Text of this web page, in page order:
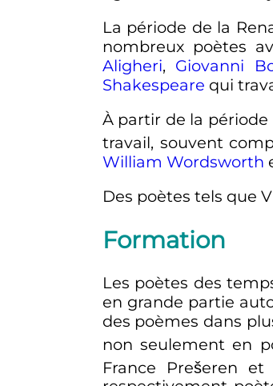
La période de la
nombreux poètes
Aligheri, Giovanni
Shakespeare qui
À partir de la période
travail, souvent
William Wordsworth
Des poètes tels que
Formation
Les poètes des
en grande partie
des poèmes dans
non seulement en
France Prešeren